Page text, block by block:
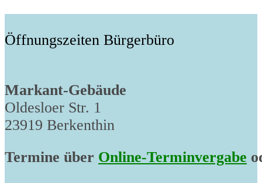
Öffnungszeiten Bürgerbüro
Markant-Gebäude
Oldesloer Str. 1
23919 Berkenthin
Termine über Online-Terminvergabe